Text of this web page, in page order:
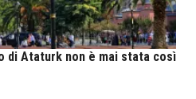
di Ataturk non è mai stata così